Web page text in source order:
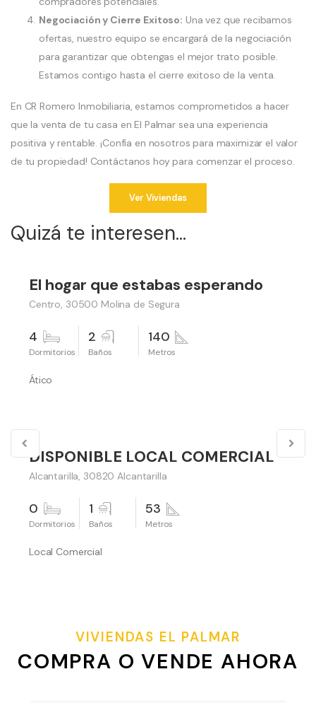
Negociación y Cierre Exitoso: Una vez que recibamos
ofertas, nuestro equipo se encargará de la negociación
para garantizar que obtengas el mejor trato posible.
Estamos contigo hasta el cierre exitoso de la venta.
En CR Romero Inmobiliaria, estamos comprometidos a hacer
que la venta de tu casa en El Palmar sea una experiencia
positiva y rentable. ¡Confía en nosotros para maximizar el valor
de tu propiedad! Contáctanos hoy para comenzar el proceso.
Ver Viviendas
Quizá te interesen...
Vender
199,000 €
El hogar que estabas esperando
Centro, 30500 Molina de Segura
4 2 140
Ático
Vender
DISPONIBLE LOCAL COMERCIAL
Alcantarilla, 30820 Alcantarilla
0 1 53
Local Comercial
VIVIENDAS EL PALMAR
COMPRA O VENDE AHORA